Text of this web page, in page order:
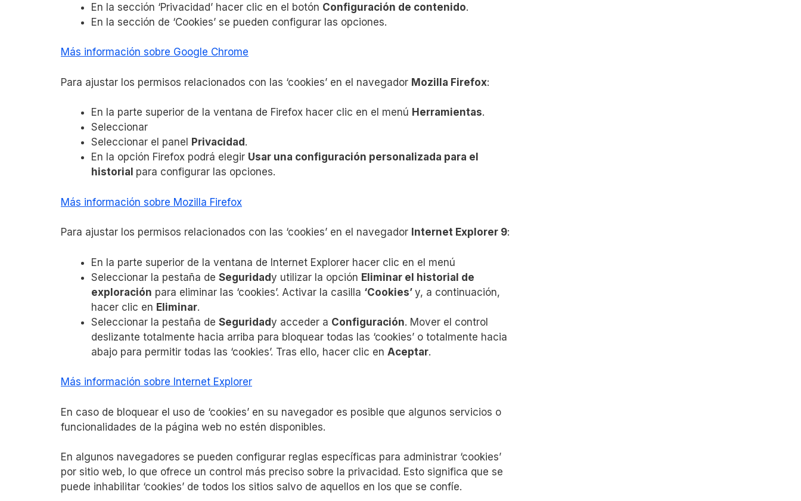
En la sección ‘Privacidad’ hacer clic en el botón Configuración de contenido.
En la sección de ‘Cookies’ se pueden configurar las opciones.
Más información sobre Google Chrome
Para ajustar los permisos relacionados con las ‘cookies’ en el navegador Mozilla Firefox:
En la parte superior de la ventana de Firefox hacer clic en el menú Herramientas.
Seleccionar
Seleccionar el panel
Privacidad .
En la opción Firefox podrá elegir Usar una configuración personalizada para el
historial para configurar las opciones.
Más información sobre Mozilla Firefox
Para ajustar los permisos relacionados con las ‘cookies’ en el navegador Internet Explorer 9:
En la parte superior de la ventana de Internet Explorer hacer clic en el menú
Seleccionar la pestaña de Seguridady utilizar la opción Eliminar el historial de
exploración para eliminar las ‘cookies’. Activar la casilla ‘Cookies’ y, a continuación,
hacer clic en Eliminar.
Seleccionar la pestaña de Seguridady acceder a Configuración. Mover el control
deslizante totalmente hacia arriba para bloquear todas las ‘cookies’ o totalmente hacia
abajo para permitir todas las ‘cookies’. Tras ello, hacer clic en Aceptar.
Más información sobre Internet Explorer
En caso de bloquear el uso de ‘cookies’ en su navegador es posible que algunos servicios o
funcionalidades de la página web no estén disponibles.
En algunos navegadores se pueden configurar reglas específicas para administrar ‘cookies’
por sitio web, lo que ofrece un control más preciso sobre la privacidad. Esto significa que se
puede inhabilitar ‘cookies’ de todos los sitios salvo de aquellos en los que se confíe.